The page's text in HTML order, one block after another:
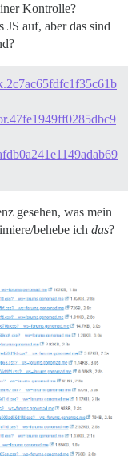
Kontrolle?
auf, aber das sind
gesehen, was mein
behebe ich das?